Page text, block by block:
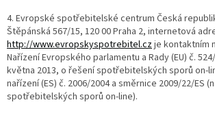
4. Evropské spotřebitelské centrum Česká
Štěpánská 567/15, 120 00 Praha 2, internetová
http://www.evropskyspotrebitel.czje kontaktním
Nařízení Evropského parlamentu a Rady (EU) č.
května 2013, o řešení spotřebitelských sporů on-
nařízení (ES) č. 2006/2004 a směrnice 2009/22/ES
spotřebitelských sporů on-line).